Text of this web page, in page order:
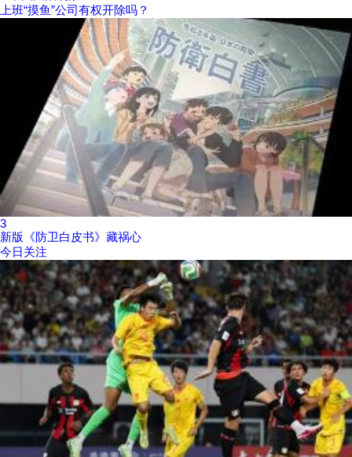
上班“摸鱼”公司有权开除吗？
3
新版《防卫白皮书》藏祸心
今日关注